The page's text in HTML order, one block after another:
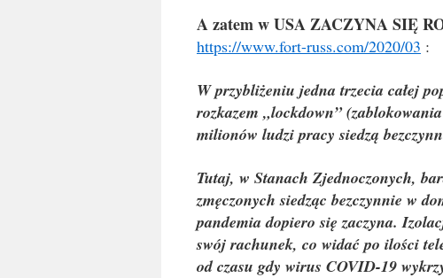
A zatem w USA ZACZYNA SIĘ
https://www.fort-russ.com/2020/03 :
W przybliżeniu jedna trzecia całej
rozkazem „lockdown”
milionów ludzi pracy siedzą
Tutaj, w Stanach Zjednoczonych,
zmęczonych siedząc bezczynnie w
pandemia dopiero się zaczyna.
swój rachunek, co widać po ilości
od czasu gdy wirus COVID-19